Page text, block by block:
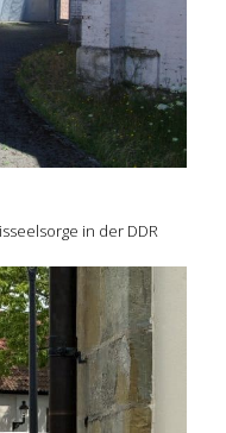
in der DDR